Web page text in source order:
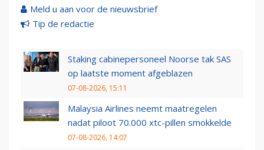
Meld u aan voor de nieuwsbrief
Tip de redactie
Staking cabinepersoneel Noorse tak SAS
op laatste moment afgeblazen
07-08-2026, 15:11
Malaysia Airlines neemt maatregelen
nadat piloot 70.000 xtc-pillen smokkelde
07-08-2026, 14:07